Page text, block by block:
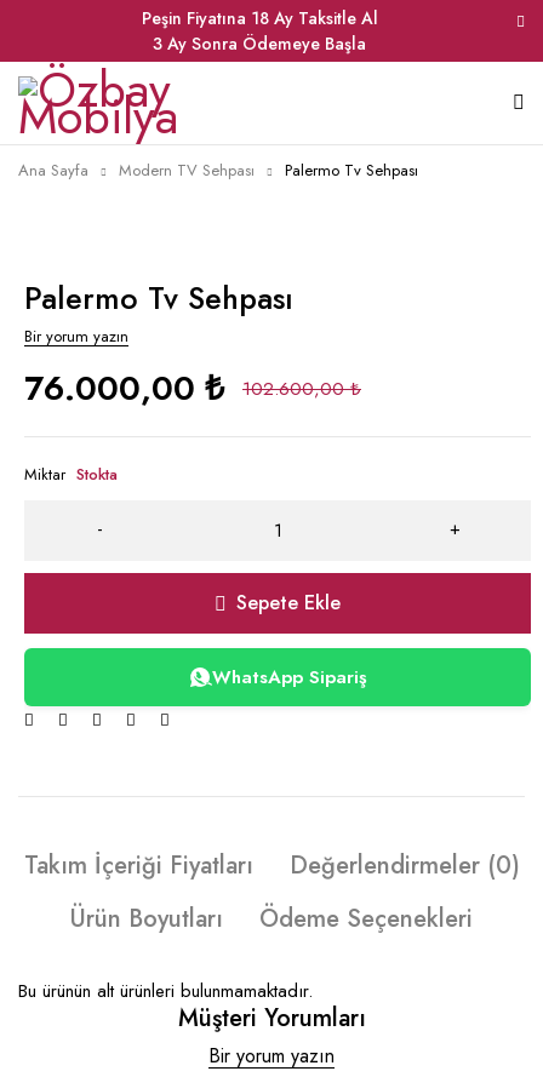
Peşin Fiyatına 18 Ay Taksitle Al
3 Ay Sonra Ödemeye Başla
Ana Sayfa Modern TV Sehpası Palermo Tv Sehpası
Palermo Tv Sehpası
Bir yorum yazın
102.600,00₺
76.000,00 ₺
Miktar Stokta
Sepete Ekle
WhatsApp Sipariş
Takım İçeriği Fiyatları
Değerlendirmeler (0)
Ürün Boyutları
Ödeme Seçenekleri
Bu ürünün alt ürünleri bulunmamaktadır.
Müşteri Yorumları
Bir yorum yazın